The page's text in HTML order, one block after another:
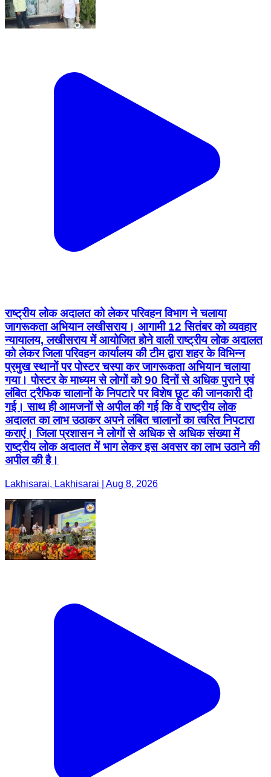
राष्ट्रीय लोक अदालत को लेकर परिवहन विभाग ने चलाया
जागरूकता अभियान लखीसराय। आगामी 12 सितंबर को व्यवहार
न्यायालय, लखीसराय में आयोजित होने वाली राष्ट्रीय लोक अदालत
को लेकर जिला परिवहन कार्यालय की टीम द्वारा शहर के विभिन्न
प्रमुख स्थानों पर पोस्टर चस्पा कर जागरूकता अभियान चलाया
गया। पोस्टर के माध्यम से लोगों को 90 दिनों से अधिक पुराने एवं
लंबित ट्रैफिक चालानों के निपटारे पर विशेष छूट की जानकारी दी
गई। साथ ही आमजनों से अपील की गई कि वे राष्ट्रीय लोक
अदालत का लाभ उठाकर अपने लंबित चालानों का त्वरित निपटारा
कराएं। जिला प्रशासन ने लोगों से अधिक से अधिक संख्या में
राष्ट्रीय लोक अदालत में भाग लेकर इस अवसर का लाभ उठाने की
अपील की है।
Lakhisarai, Lakhisarai | Aug 8, 2026